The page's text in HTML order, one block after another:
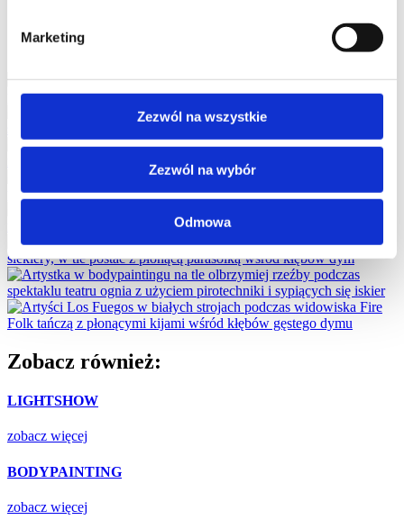
Marketing
Zezwól na wszystkie
Zezwól na wybór
Odmowa
Zobacz również:
LIGHTSHOW
zobacz więcej
BODYPAINTING
zobacz więcej